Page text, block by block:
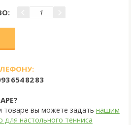
654 82 83
вы можете задать нашим
настольного тенниса